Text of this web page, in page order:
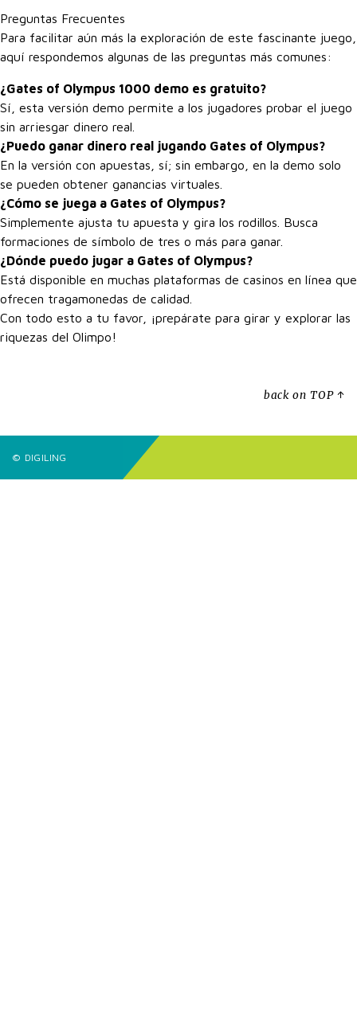
Preguntas Frecuentes
Para facilitar aún más la exploración de este fascinante juego,
aquí respondemos algunas de las preguntas más comunes:
¿Gates of Olympus 1000 demo es gratuito?
Sí, esta versión demo permite a los jugadores probar el juego
sin arriesgar dinero real.
¿Puedo ganar dinero real jugando Gates of Olympus?
En la versión con apuestas, sí; sin embargo, en la demo solo
se pueden obtener ganancias virtuales.
¿Cómo se juega a Gates of Olympus?
Simplemente ajusta tu apuesta y gira los rodillos. Busca
formaciones de símbolo de tres o más para ganar.
¿Dónde puedo jugar a Gates of Olympus?
Está disponible en muchas plataformas de casinos en línea que
ofrecen tragamonedas de calidad.
Con todo esto a tu favor, ¡prepárate para girar y explorar las
riquezas del Olimpo!
back on TOP ↑
© DIGILING